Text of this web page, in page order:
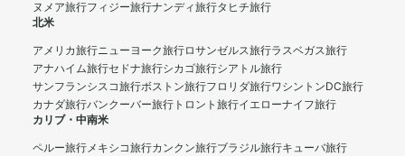
ヌメア旅行フィジー旅行ナンディ旅行タヒチ旅行
北米
アメリカ旅行ニューヨーク旅行ロサンゼルス旅行ラスベガス旅行
アナハイム旅行セドナ旅行シカゴ旅行シアトル旅行
サンフランシスコ旅行ボストン旅行フロリダ旅行ワシントンDC旅行
カナダ旅行バンクーバー旅行 トロント旅行イエローナイフ旅行
カリブ・中南米
ペルー旅行メキシコ旅行カンクン旅行ブラジル旅行キューバ旅行